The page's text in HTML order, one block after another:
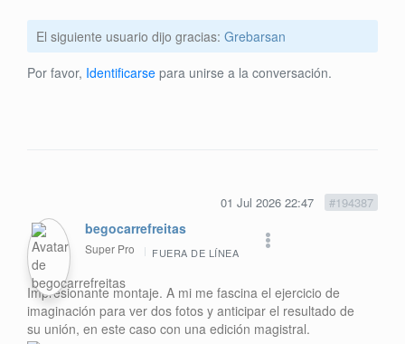
El siguiente usuario dijo gracias: Grebarsan
Por favor, Identificarse para unirse a la conversación.
01 Jul 2026 22:47 #194387
begocarrefreitas
Super Pro FUERA DE LÍNEA
Impresionante montaje. A mi me fascina el ejercicio de
imaginación para ver dos fotos y anticipar el resultado de
su unión, en este caso con una edición magistral.